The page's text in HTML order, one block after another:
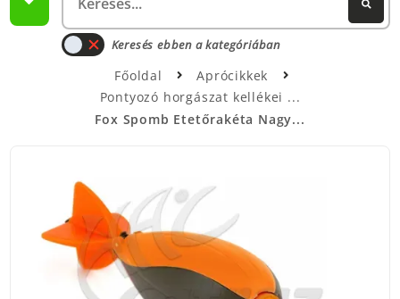
Keresés ebben a kategóriában
Főoldal
Aprócikkek
Pontyozó horgászat kellékei
Fox Spomb Etetőrakéta Nagy...